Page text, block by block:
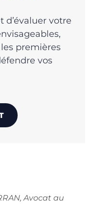
d’évaluer votre
premières
vos
Avocat au